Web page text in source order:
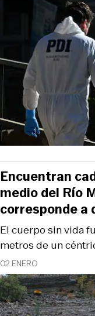
02 ENERO
El cuerpo sin vida
metros de un
Encuentran
medio del Río
corresponde a